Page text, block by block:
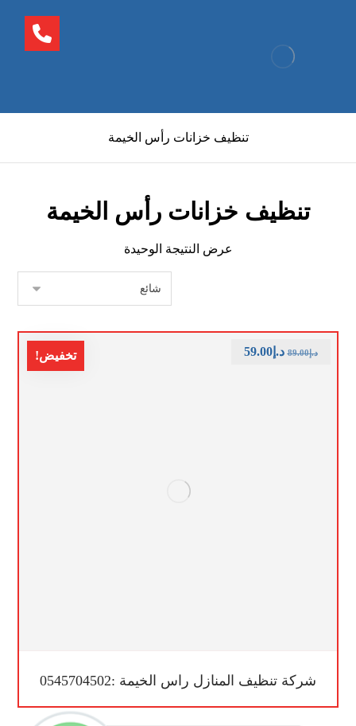
تنظيف خزانات رأس الخيمة
تنظيف خزانات رأس الخيمة
عرض النتيجة الوحيدة
تخفيض!
شركة تنظيف المنازل راس الخيمة :0545704502
د.إ89.00 د.إ59.00